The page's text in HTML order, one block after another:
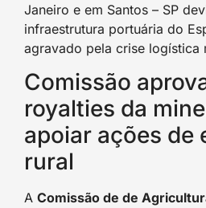
Janeiro e em Santos – SP
infraestrutura portuária do
agravado pela crise logística
Comissão
royalties da
apoiar ações de
rural
A Comissão de de